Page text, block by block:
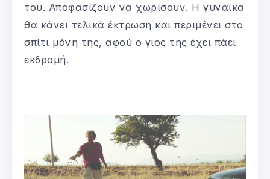
του. Αποφασίζουν να χωρίσουν. Η γυναίκα
θα κάνει τελικά έκτρωση και περιμένει στο
σπίτι μόνη της, αφού ο γιος της έχει πάει
εκδρομή.